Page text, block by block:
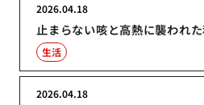
止まらない咳と高熱に襲われ
2026.04.18
生活
2026.04.18